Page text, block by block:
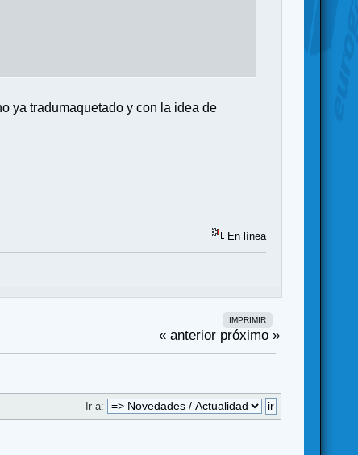
ya tradumaquetado y con la idea de
En línea
IMPRIMIR
« anterior próximo »
Ir a: